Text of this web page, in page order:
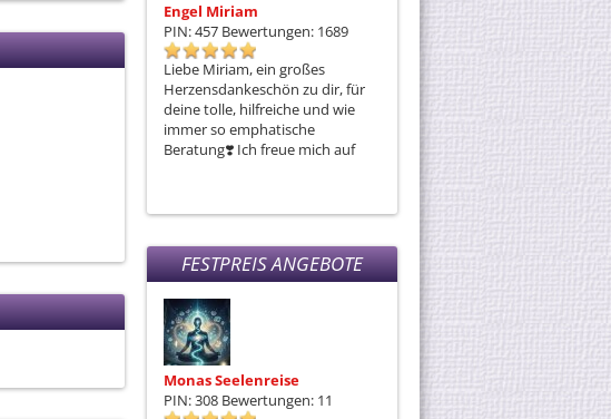
Engel Miriam
PIN: 457 Bewertungen: 1689
Liebe Miriam, ein großes
Herzensdankeschön zu dir, für
deine tolle, hilfreiche und wie
immer so emphatische
Beratung❣️ Ich freue mich auf
PIN: 102
Bewertungen: 2262
FESTPREIS ANGEBOTE
Monas Seelenreise
PIN: 308 Bewertungen: 11
Karmalösung mit Lana
Bewertungen: 4